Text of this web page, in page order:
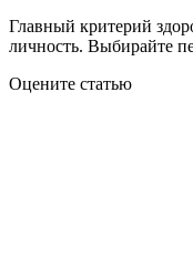
Главный критерий
личность. Выбирайте
Оцените статью